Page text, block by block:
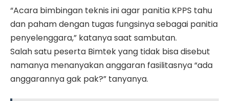
“Acara bimbingan teknis ini agar panitia KPPS tahu
dan paham dengan tugas fungsinya sebagai panitia
penyelenggara,” katanya saat sambutan.
Salah satu peserta Bimtek yang tidak bisa disebut
namanya menanyakan anggaran fasilitasnya “ada
anggarannya gak pak?” tanyanya.